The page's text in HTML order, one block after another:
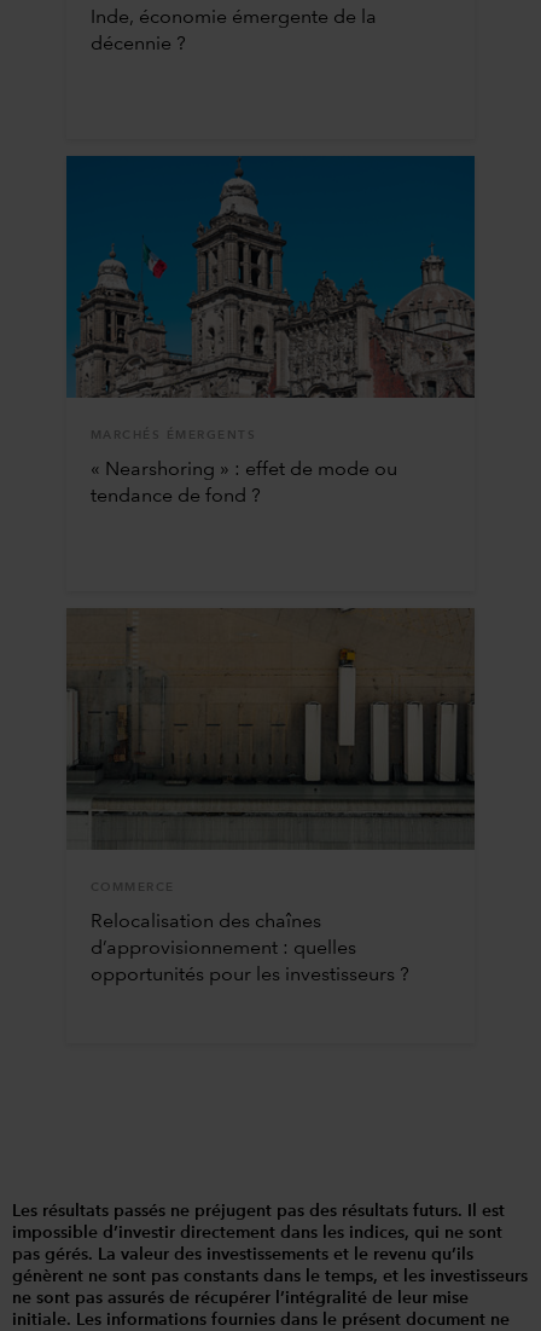
Inde, économie émergente de la
décennie ?
MARCHÉS ÉMERGENTS
« Nearshoring » : effet de mode ou
tendance de fond ?
COMMERCE
Relocalisation des chaînes
d’approvisionnement : quelles
opportunités pour les investisseurs ?
Les résultats passés ne préjugent pas des résultats futurs. Il est
impossible d’investir directement dans les indices, qui ne sont
pas gérés. La valeur des investissements et le revenu qu’ils
génèrent ne sont pas constants dans le temps, et les investisseurs
ne sont pas assurés de récupérer l’intégralité de leur mise
initiale. Les informations fournies dans le présent document ne